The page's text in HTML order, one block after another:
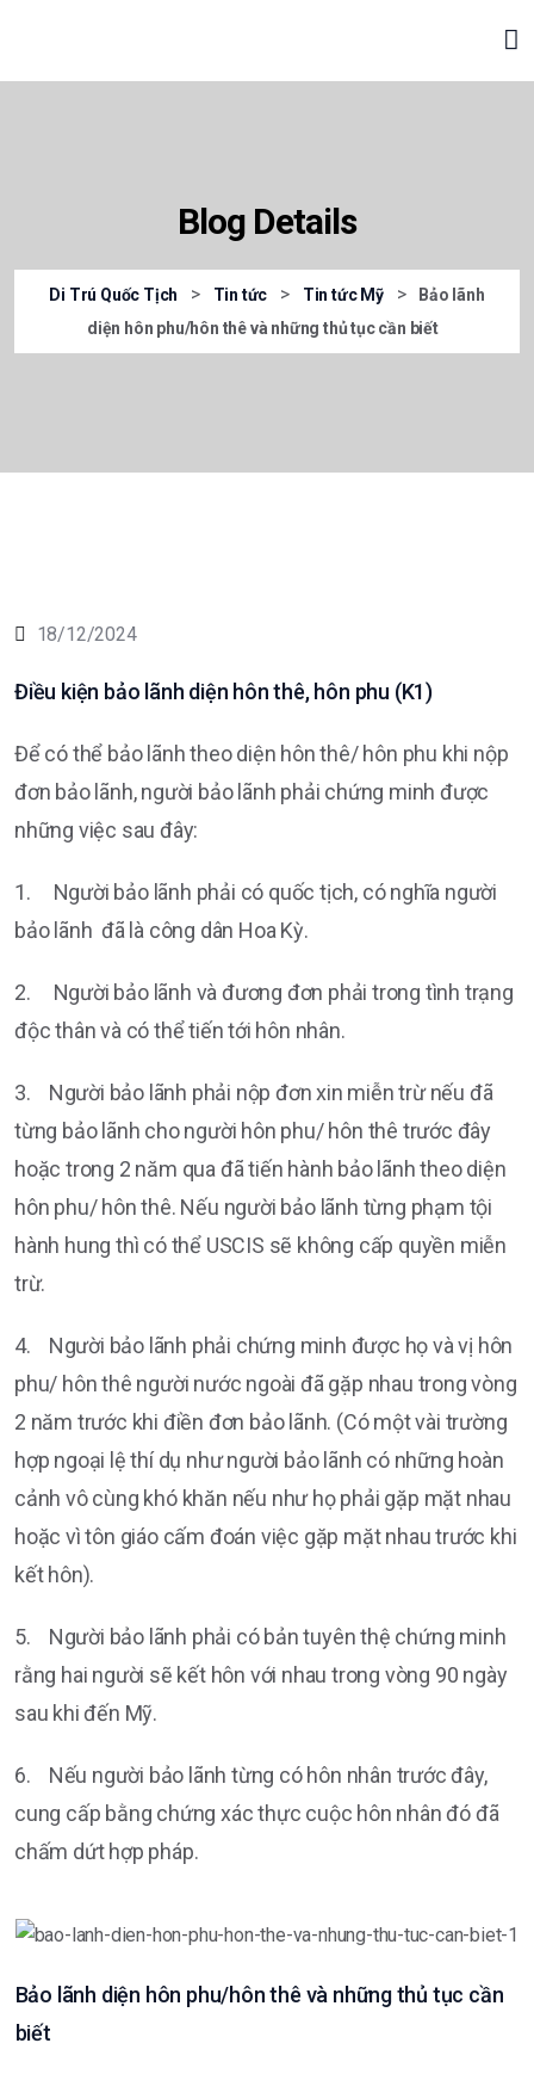
Blog Details
Di Trú Quốc Tịch > Tin tức > Tin tức Mỹ >
Bảo lãnh
diện hôn phu/hôn thê và những thủ tục cần biết
18/12/2024
Điều kiện bảo lãnh diện hôn thê, hôn phu (K1)
Để có thể bảo lãnh theo diện hôn thê/ hôn phu khi nộp
đơn bảo lãnh, người bảo lãnh phải chứng minh được
những việc sau đây:
1. Người bảo lãnh phải có quốc tịch, có nghĩa người
bảo lãnh đã là công dân Hoa Kỳ.
2. Người bảo lãnh và đương đơn phải trong tình trạng
độc thân và có thể tiến tới hôn nhân.
3. Người bảo lãnh phải nộp đơn xin miễn trừ nếu đã
từng bảo lãnh cho người hôn phu/ hôn thê trước đây
hoặc trong 2 năm qua đã tiến hành bảo lãnh theo diện
hôn phu/ hôn thê. Nếu người bảo lãnh từng phạm tội
hành hung thì có thể USCIS sẽ không cấp quyền miễn
trừ.
4. Người bảo lãnh phải chứng minh được họ và vị hôn
phu/ hôn thê người nước ngoài đã gặp nhau trong vòng
2 năm trước khi điền đơn bảo lãnh. (Có một vài trường
hợp ngoại lệ thí dụ như người bảo lãnh có những hoàn
cảnh vô cùng khó khăn nếu như họ phải gặp mặt nhau
hoặc vì tôn giáo cấm đoán việc gặp mặt nhau trước khi
kết hôn).
5. Người bảo lãnh phải có bản tuyên thệ chứng minh
rằng hai người sẽ kết hôn với nhau trong vòng 90 ngày
sau khi đến Mỹ.
6. Nếu người bảo lãnh từng có hôn nhân trước đây,
cung cấp bằng chứng xác thực cuộc hôn nhân đó đã
chấm dứt hợp pháp.
Bảo lãnh diện hôn phu/hôn thê và những thủ tục cần
biết